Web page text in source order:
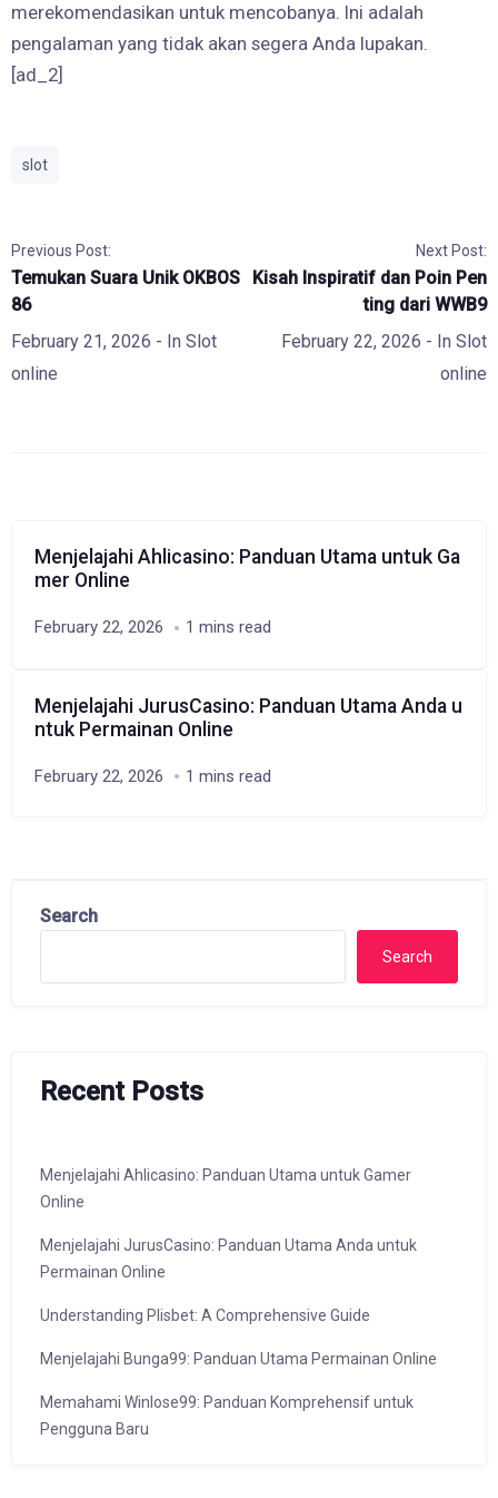
merekomendasikan untuk mencobanya. Ini adalah
pengalaman yang tidak akan segera Anda lupakan.
[ad_2]
slot
Previous Post:
Temukan Suara Unik OKBOS
86
February 21, 2026 - In Slot
online
Next Post:
Kisah Inspiratif dan Poin Pen
ting dari WWB9
February 22, 2026 - In Slot
online
Menjelajahi Ahlicasino: Panduan Utama untuk Ga
mer Online
February 22, 2026 1 mins read
Menjelajahi JurusCasino: Panduan Utama Anda u
ntuk Permainan Online
February 22, 2026 1 mins read
Search
Search
Recent Posts
Menjelajahi Ahlicasino: Panduan Utama untuk Gamer
Online
Menjelajahi JurusCasino: Panduan Utama Anda untuk
Permainan Online
Understanding Plisbet: A Comprehensive Guide
Menjelajahi Bunga99: Panduan Utama Permainan Online
Memahami Winlose99: Panduan Komprehensif untuk
Pengguna Baru